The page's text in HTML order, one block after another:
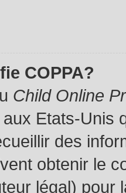
COPPA?
Child Online
Etats-Unis
des
obtenir le
légal)